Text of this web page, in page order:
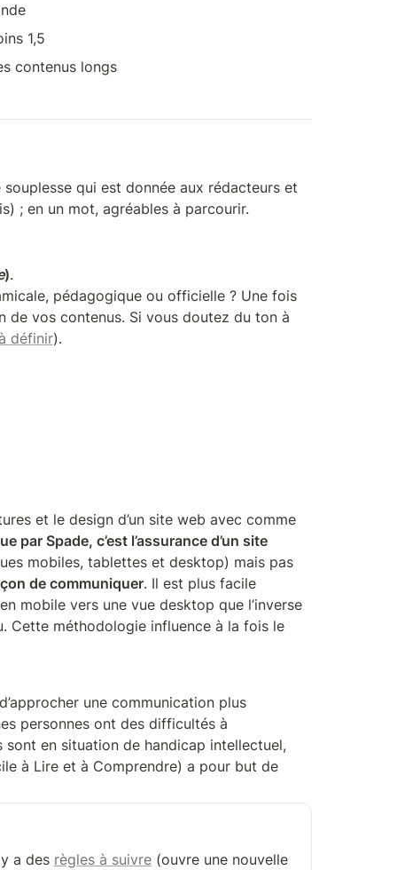
1,5
contenus longs
qui est donnée aux rédacteurs et
; en un mot, agréables à parcourir.
).
pédagogique ou officielle ? Une fois
vos contenus. Si vous doutez du ton à
définir).
et le design d’un site web avec comme
par Spade, c’est l’assurance d’un site
mobiles, tablettes et desktop) mais pas
de communiquer. Il est plus facile
mobile vers une vue desktop que l’inverse
Cette méthodologie influence à la fois le
une communication plus
personnes ont des difficultés à
en situation de handicap intellectuel,
à Lire et à Comprendre) a pour but de
a des règles à suivre (ouvre une nouvelle